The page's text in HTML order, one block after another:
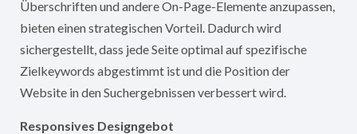
Überschriften und andere On-Page-Elemente anzupassen,
bieten einen strategischen Vorteil. Dadurch wird
sichergestellt, dass jede Seite optimal auf spezifische
Zielkeywords abgestimmt ist und die Position der
Website in den Suchergebnissen verbessert wird.
Responsives Designgebot